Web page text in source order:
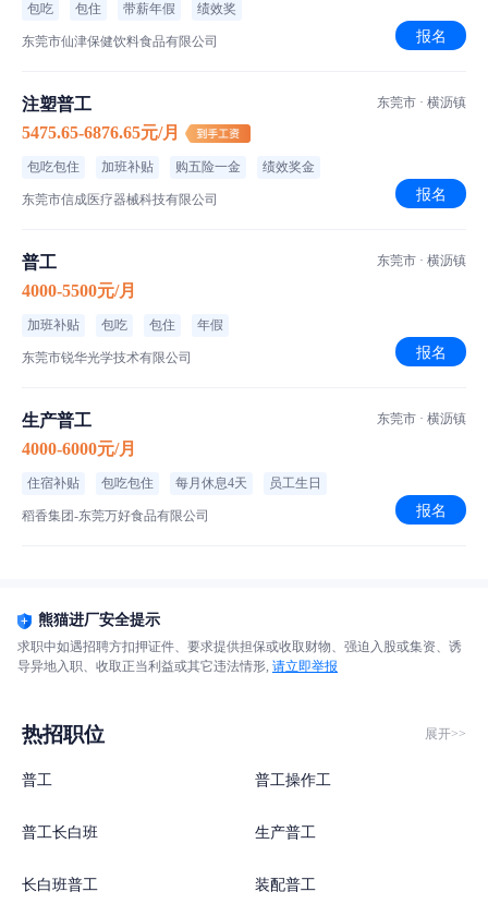
田坑村龙珠塘工业区华闽金属材料有限公司
包吃 包住 带薪年假 绩效奖
东莞市仙津保健饮料食品有限公司 报名
注塑普工
5475.65-6876.65元/月
包吃包住 加班补贴 购五险一金 绩效奖金
东莞市信成医疗器械科技有限公司
东莞市 · 横沥镇
报名
普工
4000-5500元/月
加班补贴 包吃 包住 年假
东莞市锐华光学技术有限公司
东莞市 · 横沥镇
报名
生产普工
4000-6000元/月
住宿补贴 包吃包住 每月休息4天 员工生日
稻香集团-东莞万好食品有限公司
东莞市 · 横沥镇
报名
熊猫进厂安全提示
求职中如遇招聘方扣押证件、要求提供担保或收取财物、强迫入股或集资、诱
导异地入职、收取正当利益或其它违法情形, 请立即举报
热招职位 展开>>
普工 普工操作工
普工长白班 生产普工
长白班普工 装配普工